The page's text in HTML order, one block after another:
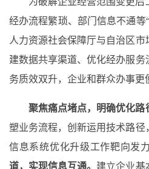
经办流程繁琐、部门信息不通等
人力资源社会保障厅与自治区
建数据共享渠道、优化经办服
务质效双升，企业和群众办事更
聚焦痛点堵点，明确优化路
塑业务流程，创新运用技术路
信息系统优化升级工作靶向发
道，实现信息互通。 建立企业基